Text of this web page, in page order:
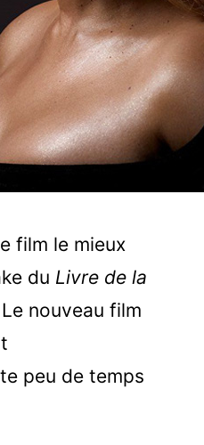
film le mieux
du Livre de la
nouveau film
peu de temps